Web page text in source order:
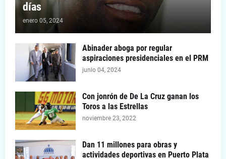
días
enero 05, 2024
Abinader aboga por regular
aspiraciones presidenciales en el PRM
junio 04, 2024
Con jonrón de De La Cruz ganan los
Toros a las Estrellas
noviembre 23, 2022
Dan 11 millones para obras y
actividades deportivas en Puerto Plata